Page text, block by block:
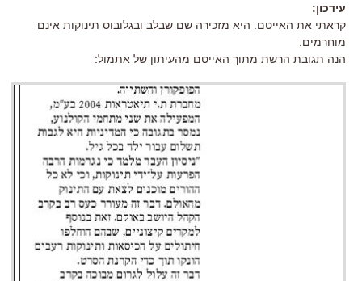
עידכון:
קראתי את האייטם. היא מזכירה שם שבלב ובגלובוס תינוקות אינם
מוחרמים.
הנה תגובת הרשת מתוך האייטם מהעיתון של אתמול: